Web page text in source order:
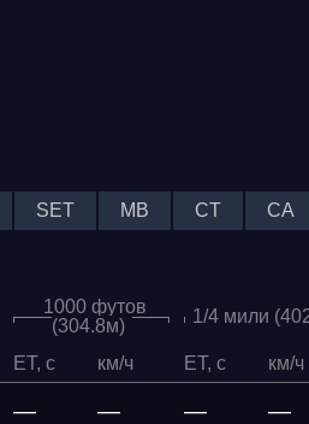
SET MB CT CA
1000 футов
(304.8м)
1/4 мили
ET, c км/ч ET, c км/ч
— — —
—